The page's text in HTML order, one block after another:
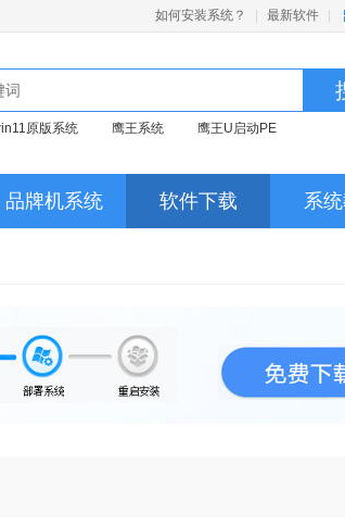
如何安装系统？ 最新软件
原版系统 鹰王系统 鹰王U启动PE
品牌机系统 软件下载 系